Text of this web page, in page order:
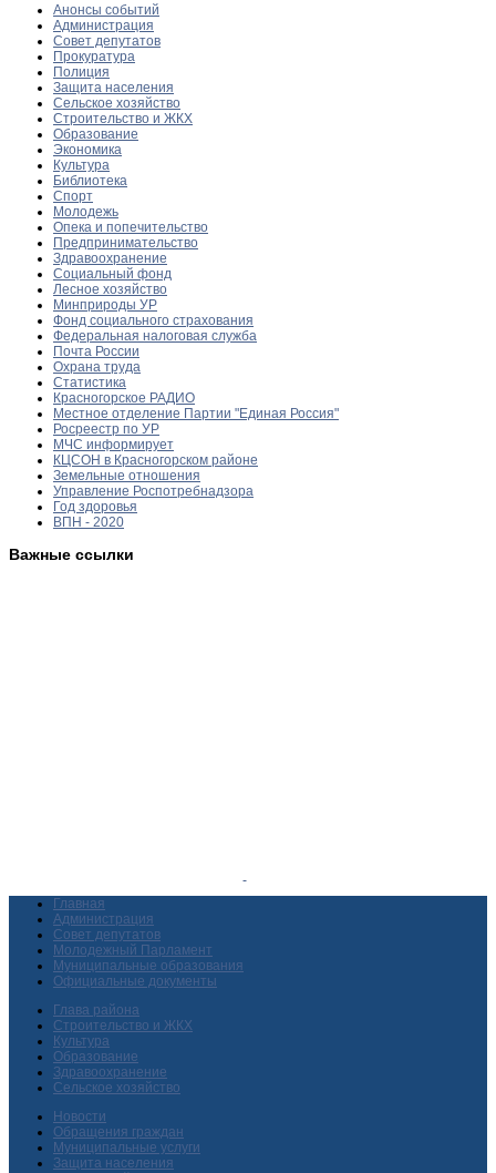
Анонсы событий
Администрация
Совет депутатов
Прокуратура
Полиция
Защита населения
Сельское хозяйство
Строительство и ЖКХ
Образование
Экономика
Культура
Библиотека
Спорт
Молодежь
Опека и попечительство
Предпринимательство
Здравоохранение
Социальный фонд
Лесное хозяйство
Минприроды УР
Фонд социального страхования
Федеральная налоговая служба
Почта России
Охрана труда
Статистика
Красногорское РАДИО
Местное отделение Партии "Единая Россия"
Росреестр по УР
МЧС информирует
КЦСОН в Красногорском районе
Земельные отношения
Управление Роспотребнадзора
Год здоровья
ВПН - 2020
Важные ссылки
Главная
Администрация
Совет депутатов
Молодежный Парламент
Муниципальные образования
Официальные документы
Глава района
Строительство и ЖКХ
Культура
Образование
Здравоохранение
Сельское хозяйство
Новости
Обращения граждан
Муниципальные услуги
Защита населения